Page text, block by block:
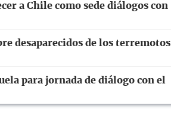
a Chile como sede diálogos con
desaparecidos de los terremotos
para jornada de diálogo con el